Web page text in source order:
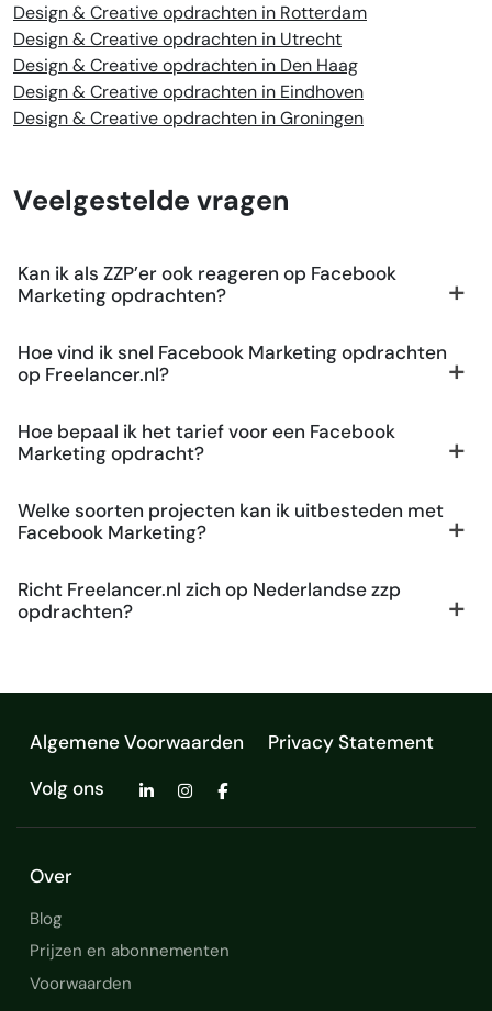
Design & Creative opdrachten in Rotterdam
Design & Creative opdrachten in Utrecht
Design & Creative opdrachten in Den Haag
Design & Creative opdrachten in Eindhoven
Design & Creative opdrachten in Groningen
Veelgestelde vragen
Kan ik als ZZP’er ook reageren op Facebook
Marketing opdrachten?
Hoe vind ik snel Facebook Marketing opdrachten
op Freelancer.nl?
Hoe bepaal ik het tarief voor een Facebook
Marketing opdracht?
Welke soorten projecten kan ik uitbesteden met
Facebook Marketing?
Richt Freelancer.nl zich op Nederlandse zzp
opdrachten?
Algemene Voorwaarden
Privacy Statement
Volg ons
Over
Blog
Prijzen en abonnementen
Voorwaarden